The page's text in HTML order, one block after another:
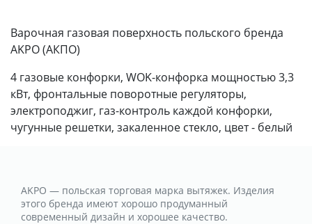
Варочная газовая поверхность польского бренда
AKPO (АКПО)
4 газовые конфорки, WOK-конфорка мощностью 3,3
кВт, фронтальные поворотные регуляторы,
электроподжиг, газ-контроль каждой конфорки,
чугунные решетки, закаленное стекло, цвет - белый
AKPO — польская торговая марка вытяжек. Изделия
этого бренда имеют хорошо продуманный
современный дизайн и хорошее качество.